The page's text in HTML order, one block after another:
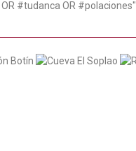
#tudanca OR #polaciones"